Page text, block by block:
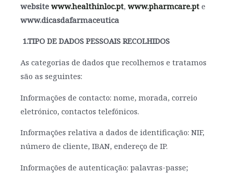
website www.healthinloc.pt, www.pharmcare.pt e
www.dicasdafarmaceutica
1.TIPO DE DADOS PESSOAIS RECOLHIDOS
As categorias de dados que recolhemos e tratamos
são as seguintes:
Informações de contacto: nome, morada, correio
eletrónico, contactos telefónicos.
Informações relativa a dados de identificação: NIF,
número de cliente, IBAN, endereço de IP.
Informações de autenticação: palavras-passe;